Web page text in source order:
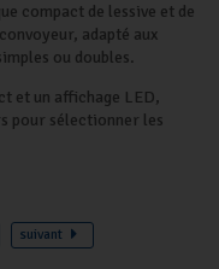
compact de lessive et de
adapté aux
ou doubles.
et un affichage LED,
pour sélectionner les
suivant